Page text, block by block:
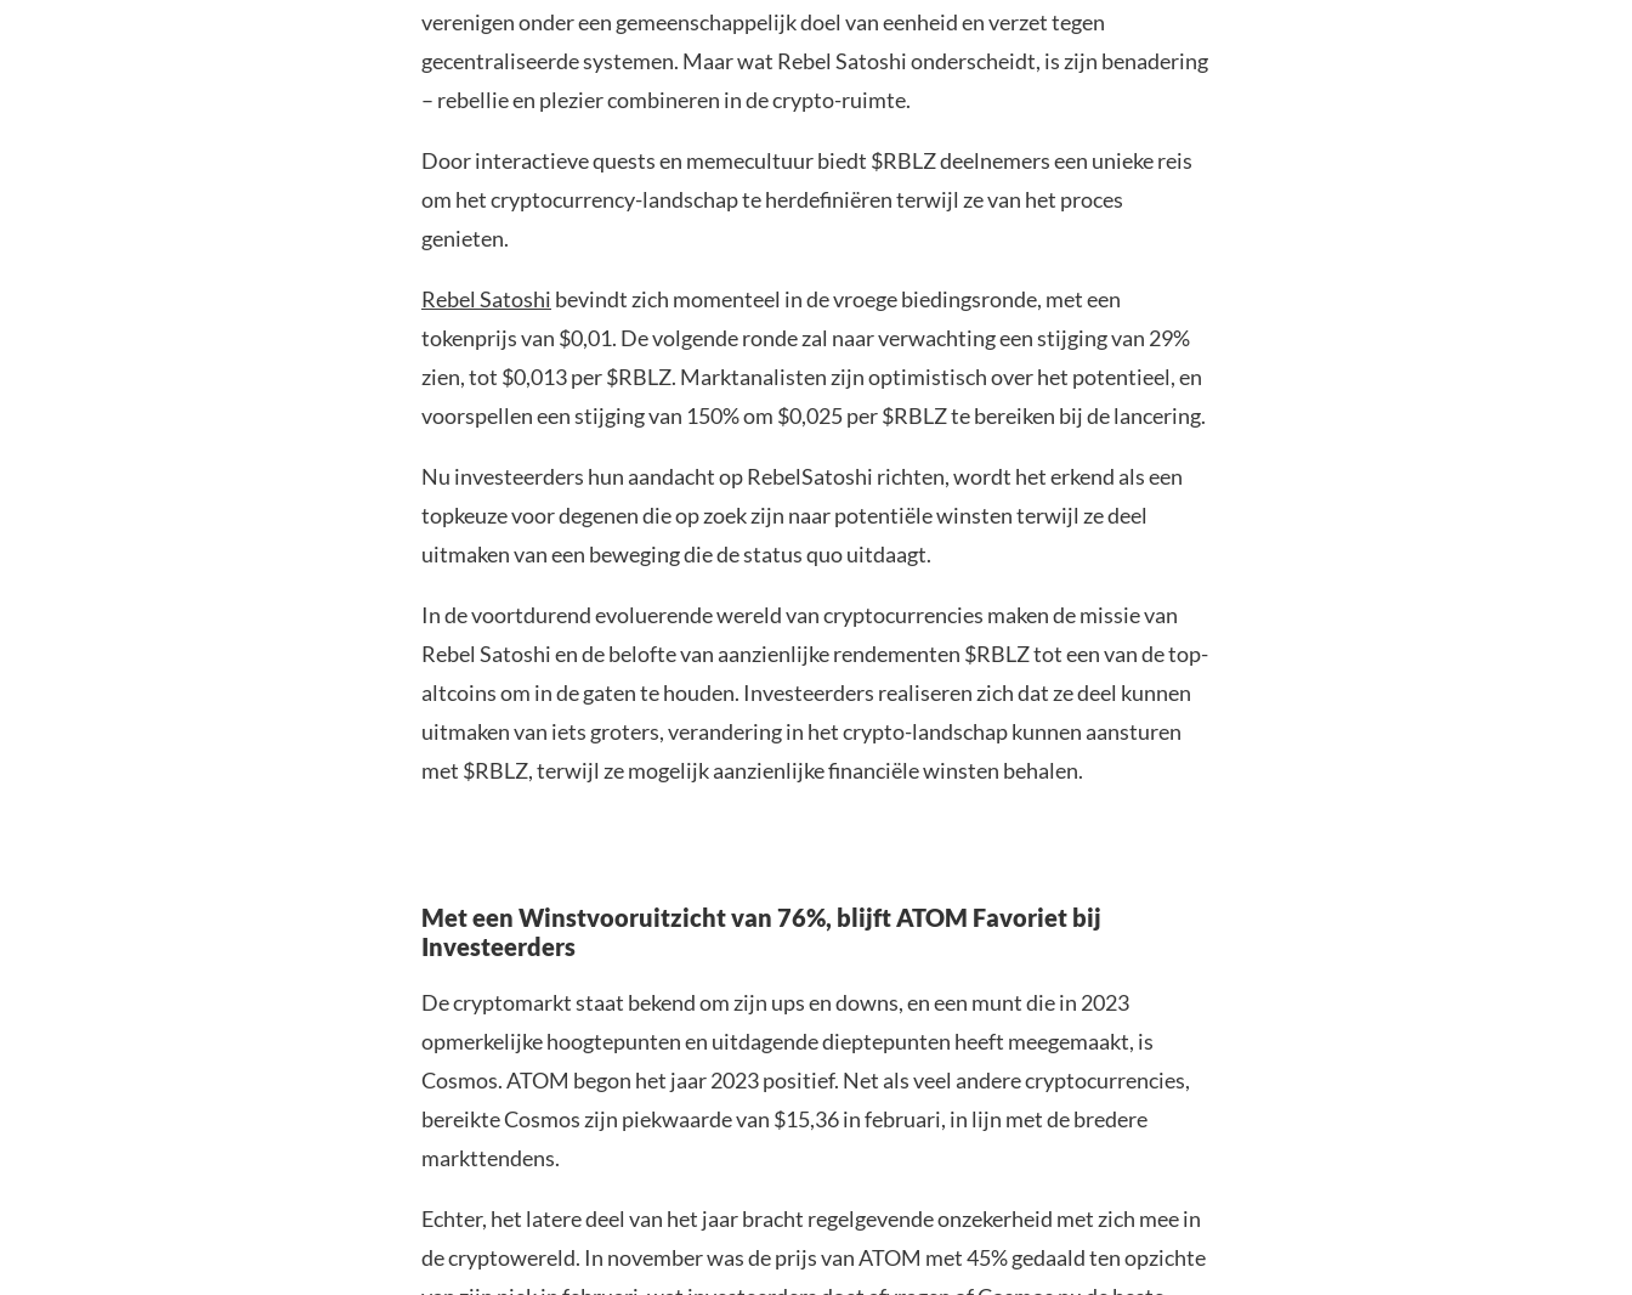
verenigen onder een gemeenschappelijk doel van eenheid en verzet tegen
gecentraliseerde systemen. Maar wat Rebel Satoshi onderscheidt, is zijn benadering
– rebellie en plezier combineren in de crypto-ruimte.
Door interactieve quests en memecultuur biedt $RBLZ deelnemers een unieke reis
om het cryptocurrency-landschap te herdefiniëren terwijl ze van het proces
genieten.
Rebel Satoshi bevindt zich momenteel in de vroege biedingsronde, met een
tokenprijs van $0,01. De volgende ronde zal naar verwachting een stijging van 29%
zien, tot $0,013 per $RBLZ. Marktanalisten zijn optimistisch over het potentieel, en
voorspellen een stijging van 150% om $0,025 per $RBLZ te bereiken bij de lancering.
Nu investeerders hun aandacht op RebelSatoshi richten, wordt het erkend als een
topkeuze voor degenen die op zoek zijn naar potentiële winsten terwijl ze deel
uitmaken van een beweging die de status quo uitdaagt.
In de voortdurend evoluerende wereld van cryptocurrencies maken de missie van
Rebel Satoshi en de belofte van aanzienlijke rendementen $RBLZ tot een van de top-
altcoins om in de gaten te houden. Investeerders realiseren zich dat ze deel kunnen
uitmaken van iets groters, verandering in het crypto-landschap kunnen aansturen
met $RBLZ, terwijl ze mogelijk aanzienlijke financiële winsten behalen.
Met een Winstvooruitzicht van 76%, blijft ATOM Favoriet bij
Investeerders
De cryptomarkt staat bekend om zijn ups en downs, en een munt die in 2023
opmerkelijke hoogtepunten en uitdagende dieptepunten heeft meegemaakt, is
Cosmos. ATOM begon het jaar 2023 positief. Net als veel andere cryptocurrencies,
bereikte Cosmos zijn piekwaarde van $15,36 in februari, in lijn met de bredere
markttendens.
Echter, het latere deel van het jaar bracht regelgevende onzekerheid met zich mee in
de cryptowereld. In november was de prijs van ATOM met 45% gedaald ten opzichte